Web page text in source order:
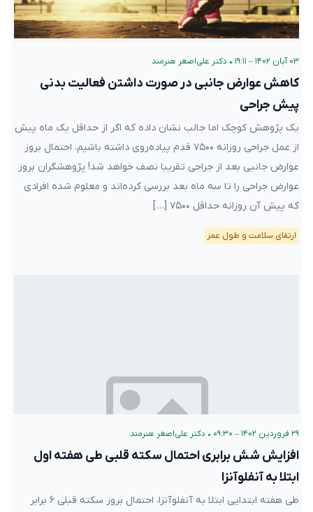
۰۳ آبان ۱۴۰۲ – ۱۹:۱۱ • دکتر علی‌اصغر هنرمند
کاهش عوارض جانبی در صورت داشتن فعالیت بدنی
پیش جراحی
یک پژوهش کوچک اما جالب نشان داده که اگر از حداقل یک ماه پیش
از عمل جراحی روزانه ۷۵۰۰ قدم پیاده‌روی داشته باشیم، احتمال بروز
عوارض جانبی بعد از جراحی تقریبا نصف خواهد شد! پژوهشگران بروز
عوارض جراحی را تا سه ماه بعد بررسی کرده‌اند و معلوم شده افرادی
که پیش آن روزانه حداقل ۷۵۰۰ […]
ارتقای سلامت و طول عمر
۲۹ فروردین ۱۴۰۲ – ۰۹:۳۰ • دکتر علی‌اصغر هنرمند
افزایش شش برابری احتمال سکته قلبی طی هفته اول
ابتلا به آنفلوآنزا
طی هفته ابتدایی ابتلا به آنفلوآنزا، احتمال بروز سکته قبلی ۶ برابر